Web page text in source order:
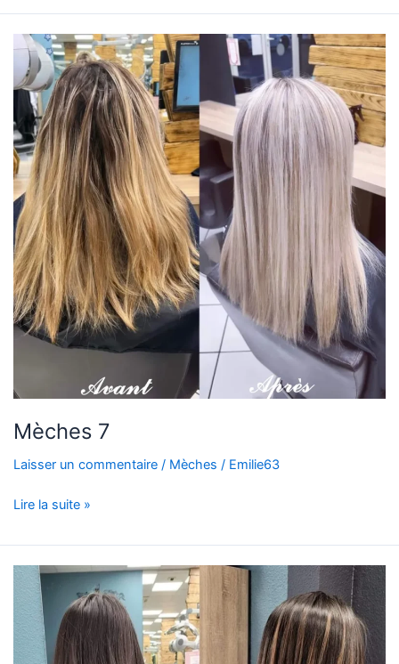
Mèches 7
Laisser un commentaire / Mèches / Emilie63
Mèches
Lire la suite »
Mèches